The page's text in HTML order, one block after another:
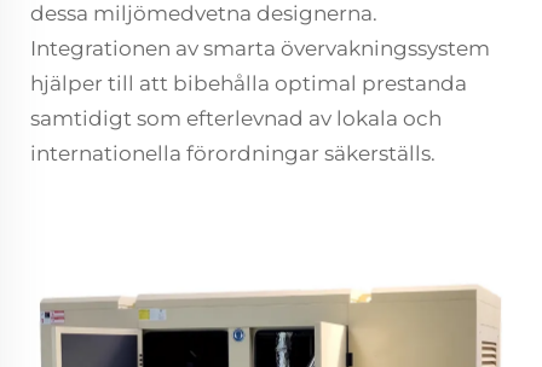
dessa miljömedvetna designerna.
Integrationen av smarta övervakningssystem
hjälper till att bibehålla optimal prestanda
samtidigt som efterlevnad av lokala och
internationella förordningar säkerställs.